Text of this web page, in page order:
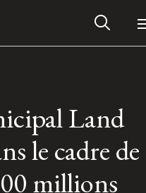
Land
le cadre de
millions